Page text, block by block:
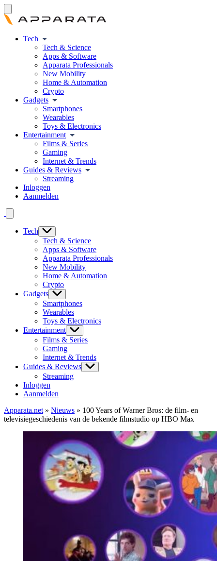
Tech
Tech & Science
Apps & Software
Apparata Professionals
New Mobility
Home & Automation
Crypto
Gadgets
Smartphones
Wearables
Toys & Electronics
Entertainment
Films & Series
Gaming
Internet & Trends
Guides & Reviews
Streaming
Inloggen
Aanmelden
Tech
Tech & Science
Apps & Software
Apparata Professionals
New Mobility
Home & Automation
Crypto
Gadgets
Smartphones
Wearables
Toys & Electronics
Entertainment
Films & Series
Gaming
Internet & Trends
Guides & Reviews
Streaming
Inloggen
Aanmelden
Apparata.net » Nieuws » 100 Years of Warner Bros: de film- en
televisiegeschiedenis van de bekende filmstudio op HBO Max